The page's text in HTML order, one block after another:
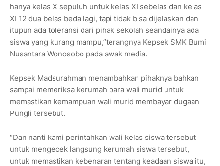
hanya kelas X sepuluh untuk kelas XI sebelas dan kelas
XI 12 dua belas beda lagi, tapi tidak bisa dijelaskan dan
itupun ada toleransi dari pihak sekolah seandainya ada
siswa yang kurang mampu,”terangnya Kepsek SMK Bumi
Nusantara Wonosobo pada awak media.
Kepsek Madsurahman menambahkan pihaknya bahkan
sampai memeriksa kerumah para wali murid untuk
memastikan kemampuan wali murid membayar dugaan
Pungli tersebut.
“Dan nanti kami perintahkan wali kelas siswa tersebut
untuk mengecek langsung kerumah siswa tersebut,
untuk memastikan kebenaran tentang keadaan siswa itu,